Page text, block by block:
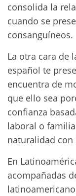
consolida la
cuando se
consanguíneos.
La otra cara de
español te
encuentra de
que ello sea
confianza
laboral o
naturalidad con
En
acompañadas